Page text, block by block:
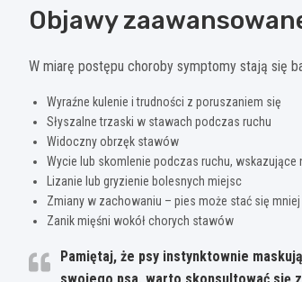
Objawy
W miarę postępu choroby symptomy stają się
Wyraźne kulenie i trudności z poruszaniem się
Słyszalne trzaski w stawach podczas ruchu
Widoczny obrzęk stawów
Wycie lub skomlenie podczas ruchu, wskazujące
Lizanie lub gryzienie bolesnych miejsc
Zmiany w zachowaniu – pies może stać się
Zanik mięśni wokół chorych stawów
Pamiętaj, że psy instynktownie